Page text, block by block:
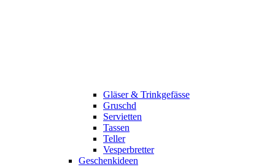
Gläser & Trinkgefässe
Gruschd
Servietten
Tassen
Teller
Vesperbretter
Geschenkideen